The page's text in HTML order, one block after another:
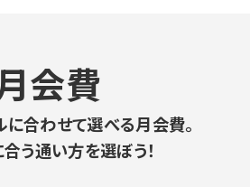
会費
に合わせて選べる月会費。
う通い方を選ぼう！